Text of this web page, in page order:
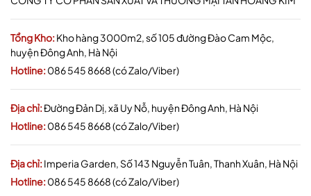
Tổng Kho:Kho hàng 3000m2, số 105 đường Đào Cam Mộc,
huyện Đông Anh, Hà Nội
Hotline:086 545 8668 (có Zalo/Viber)
Địa chỉ:Đường Đản Dị, xã Uy Nỗ, huyện Đông Anh, Hà Nội
Hotline:086 545 8668 (có Zalo/Viber)
Địa chỉ:Imperia Garden, Số 143 Nguyễn Tuân, Thanh Xuân, Hà Nội
Hotline:086 545 8668 (có Zalo/Viber)